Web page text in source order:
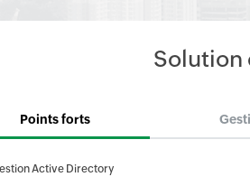
Solution
Points forts
Active Directory